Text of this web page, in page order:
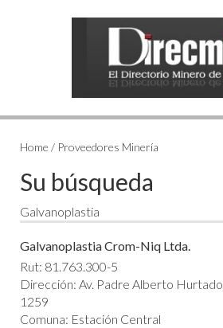
Home / Proveedores Minería
Su búsqueda
Galvanoplastia
Galvanoplastia Crom-Niq Ltda.
Rut: 81.763.300-5
Dirección: Av. Padre Alberto Hurtado
1259
Comuna: Estación Central